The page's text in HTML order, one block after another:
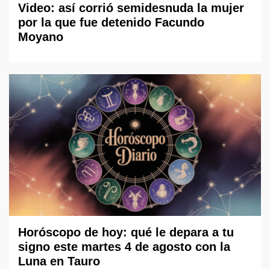
Video: así corrió semidesnuda la mujer
por la que fue detenido Facundo
Moyano
Horóscopo de hoy: qué le depara a tu
signo este martes 4 de agosto con la
Luna en Tauro